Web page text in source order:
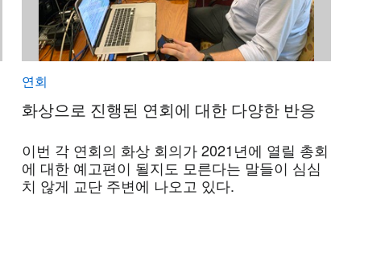
연회
화상으로 진행된 연회에 대한 다양한 반응
이번 각 연회의 화상 회의가 2021년에 열릴 총회
에 대한 예고편이 될지도 모른다는 말들이 심심
치 않게 교단 주변에 나오고 있다.